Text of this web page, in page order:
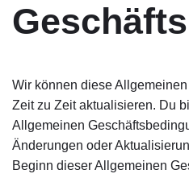
Wir können diese
Zeit zu Zeit aktualisieren. Du
Allgemeinen
Änderungen oder
Beginn dieser Allgemeinen